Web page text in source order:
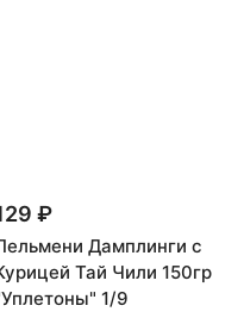
₽
Дамплинги с
Тай Чили 150гр
1/9